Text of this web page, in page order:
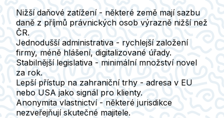
Nižší daňové zatížení- některé země mají sazbu
daně z příjmů právnických osob výrazně nižší než
ČR.
Jednodušší administrativa - rychlejší založení
firmy, méně hlášení, digitalizované úřady.
Stabilnější legislativa - minimální množství novel
za rok.
Lepší přístup na zahraniční trhy - adresa v EU
nebo USA jako signál pro klienty.
Anonymita vlastnictví- některé jurisdikce
nezveřejňují skutečné majitele.